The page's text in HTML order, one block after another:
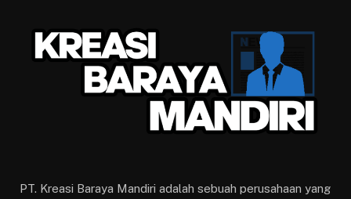
PT. Kreasi Baraya Mandiri adalah sebuah perusahaan yang